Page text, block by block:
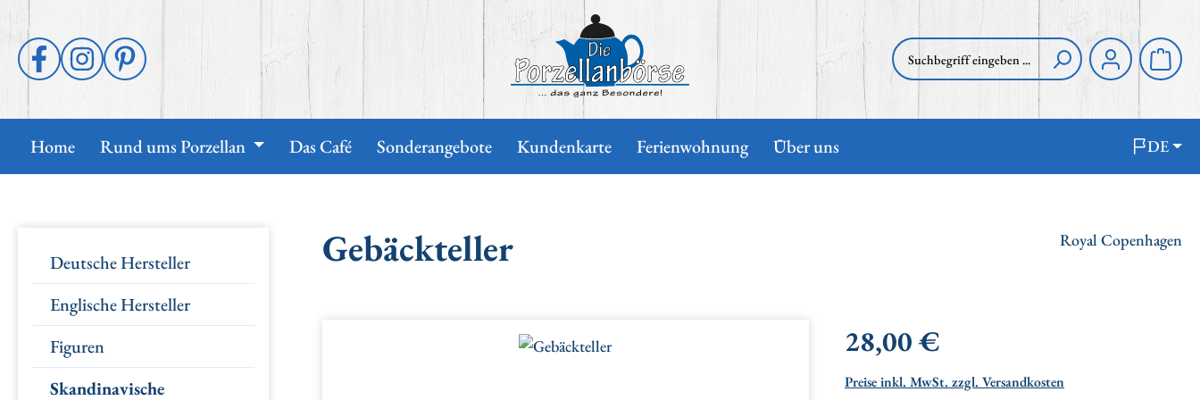
Zur Hauptnavigation springen
Home Rund ums Porzellan Das Café Sonderangebote Kundenkarte Ferienwohnung Über uns DE
Deutsche Hersteller
Englische Hersteller
Figuren
Skandinavische
Gebäckteller Royal Copenhagen
Regulärer Preis:
28,00 €
Preise inkl. MwSt. zzgl. Versandkosten